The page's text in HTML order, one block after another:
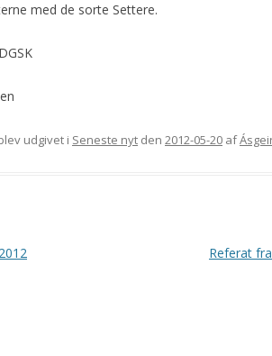
med de sorte Settere.
udgivet i Seneste nyt den 2012-05-20 af
Referat